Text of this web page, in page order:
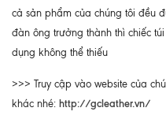
cả sản phẩm của chúng tôi đều
đàn ông trưởng thành thì chiếc
dụng không thể thiếu
>>> Truy cập vào website của
khác nhé: http://gcleather.vn/